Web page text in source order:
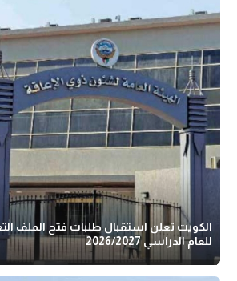
الكويت تعلن استقبال طلبات فتح الملف
للعام الدراسي 2026/2027